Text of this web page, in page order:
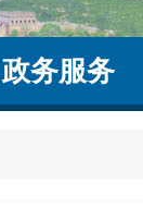
政务服务